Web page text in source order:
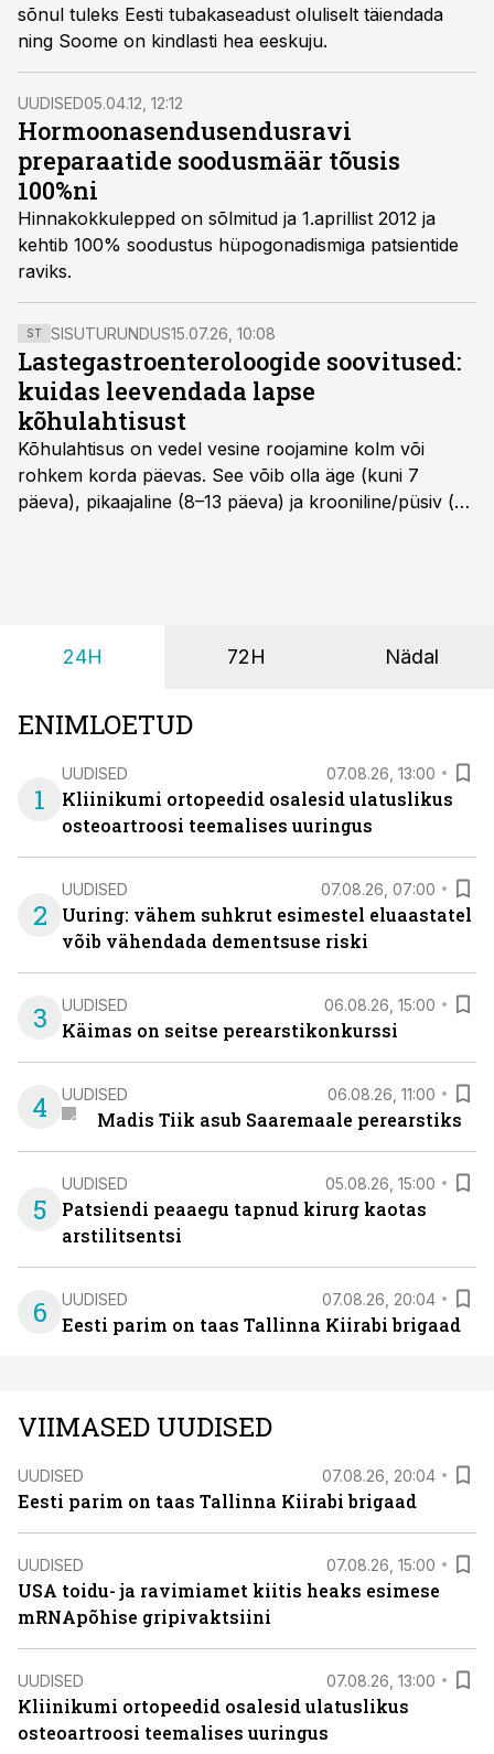
sõnul tuleks Eesti tubakaseadust oluliselt täiendada
ning Soome on kindlasti hea eeskuju.
UUDISED05.04.12, 12:12
Hormoonasendusendusravi
preparaatide soodusmäär tõusis
100%ni
Hinnakokkulepped on sõlmitud ja 1.aprillist 2012 ja
kehtib 100% soodustus hüpogonadismiga patsientide
raviks.
ST SISUTURUNDUS15.07.26, 10:08
Lastegastroenteroloogide soovitused:
kuidas leevendada lapse
kõhulahtisust
Kõhulahtisus on vedel vesine roojamine kolm või
rohkem korda päevas. See võib olla äge (kuni 7
päeva), pikaajaline (8–13 päeva) ja krooniline/püsiv (>
24H 72H Nädal
ENIMLOETUD
1
UUDISED 07.08.26, 13:00
Kliinikumi ortopeedid osalesid ulatuslikus
osteoartroosi teemalises uuringus
2
UUDISED 07.08.26, 07:00
Uuring: vähem suhkrut esimestel eluaastatel
võib vähendada dementsuse riski
3 UUDISED 06.08.26, 15:00
Käimas on seitse perearstikonkurssi
4 UUDISED 06.08.26, 11:00
Madis Tiik asub Saaremaale perearstiks
5
UUDISED 05.08.26, 15:00
Patsiendi peaaegu tapnud kirurg kaotas
arstilitsentsi
6 UUDISED 07.08.26, 20:04
Eesti parim on taas Tallinna Kiirabi brigaad
VIIMASED UUDISED
UUDISED 07.08.26, 20:04
Eesti parim on taas Tallinna Kiirabi brigaad
UUDISED 07.08.26, 15:00
USA toidu- ja ravimiamet kiitis heaks esimese
mRNApõhise gripivaktsiini
UUDISED 07.08.26, 13:00
Kliinikumi ortopeedid osalesid ulatuslikus
osteoartroosi teemalises uuringus